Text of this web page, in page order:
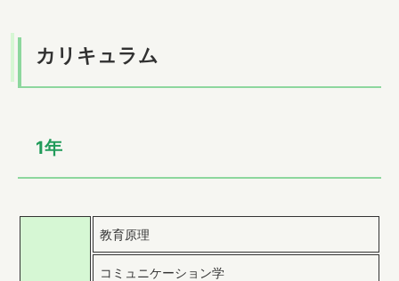
カリキュラム
1年
教育原理
コミュニケーション学